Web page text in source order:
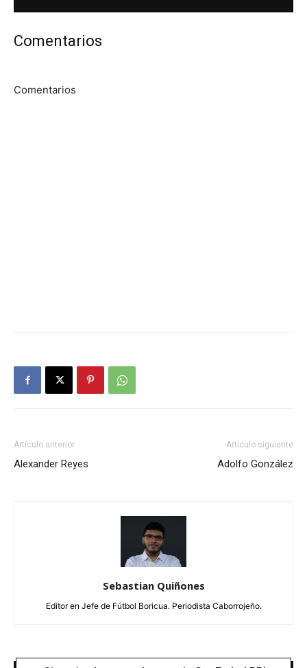
Comentarios
Comentarios
Artículo anterior
Alexander Reyes
Artículo siguiente
Adolfo González
Sebastian Quiñones
Editor en Jefe de Fútbol Boricua. Periodista Caborrojeño.